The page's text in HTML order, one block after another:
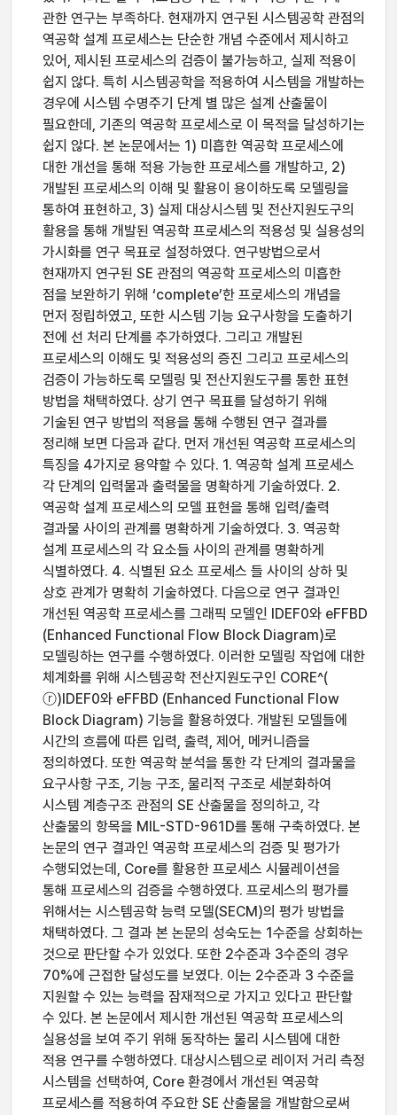
관한 연구는 부족하다. 현재까지 연구된 시스템공학 관점의
역공학 설계 프로세스는 단순한 개념 수준에서 제시하고
있어, 제시된 프로세스의 검증이 불가능하고, 실제 적용이
쉽지 않다. 특히 시스템공학을 적용하여 시스템을 개발하는
경우에 시스템 수명주기 단계 별 많은 설계 산출물이
필요한데, 기존의 역공학 프로세스로 이 목적을 달성하기는
쉽지 않다. 본 논문에서는 1) 미흡한 역공학 프로세스에
대한 개선을 통해 적용 가능한 프로세스를 개발하고, 2)
개발된 프로세스의 이해 및 활용이 용이하도록 모델링을
통하여 표현하고, 3) 실제 대상시스템 및 전산지원도구의
활용을 통해 개발된 역공학 프로세스의 적용성 및 실용성의
가시화를 연구 목표로 설정하였다. 연구방법으로서
현재까지 연구된 SE 관점의 역공학 프로세스의 미흡한
점을 보완하기 위해 ‘complete’한 프로세스의 개념을
먼저 정립하였고, 또한 시스템 기능 요구사항을 도출하기
전에 선 처리 단계를 추가하였다. 그리고 개발된
프로세스의 이해도 및 적용성의 증진 그리고 프로세스의
검증이 가능하도록 모델링 및 전산지원도구를 통한 표현
방법을 채택하였다. 상기 연구 목표를 달성하기 위해
기술된 연구 방법의 적용을 통해 수행된 연구 결과를
정리해 보면 다음과 같다. 먼저 개선된 역공학 프로세스의
특징을 4가지로 용약할 수 있다. 1. 역공학 설계 프로세스
각 단계의 입력물과 출력물을 명확하게 기술하였다. 2.
역공학 설계 프로세스의 모델 표현을 통해 입력/출력
결과물 사이의 관계를 명확하게 기술하였다. 3. 역공학
설계 프로세스의 각 요소들 사이의 관계를 명확하게
식별하였다. 4. 식별된 요소 프로세스 들 사이의 상하 및
상호 관계가 명확히 기술하였다. 다음으로 연구 결과인
개선된 역공학 프로세스를 그래픽 모델인 IDEF0와 eFFBD
(Enhanced Functional Flow Block Diagram)로
모델링하는 연구를 수행하였다. 이러한 모델링 작업에 대한
체계화를 위해 시스템공학 전산지원도구인 CORE^(
ⓡ)IDEF0와 eFFBD (Enhanced Functional Flow
Block Diagram) 기능을 활용하였다. 개발된 모델들에
시간의 흐름에 따른 입력, 출력, 제어, 메커니즘을
정의하였다. 또한 역공학 분석을 통한 각 단계의 결과물을
요구사항 구조, 기능 구조, 물리적 구조로 세분화하여
시스템 계층구조 관점의 SE 산출물을 정의하고, 각
산출물의 항목을 MIL-STD-961D를 통해 구축하였다. 본
논문의 연구 결과인 역공학 프로세스의 검증 및 평가가
수행되었는데, Core를 활용한 프로세스 시뮬레이션을
통해 프로세스의 검증을 수행하였다. 프로세스의 평가를
위해서는 시스템공학 능력 모델(SECM)의 평가 방법을
채택하였다. 그 결과 본 논문의 성숙도는 1수준을 상회하는
것으로 판단할 수가 있었다. 또한 2수준과 3수준의 경우
70%에 근접한 달성도를 보였다. 이는 2수준과 3 수준을
지원할 수 있는 능력을 잠재적으로 가지고 있다고 판단할
수 있다. 본 논문에서 제시한 개선된 역공학 프로세스의
실용성을 보여 주기 위해 동작하는 물리 시스템에 대한
적용 연구를 수행하였다. 대상시스템으로 레이저 거리 측정
시스템을 선택하여, Core 환경에서 개선된 역공학
프로세스를 적용하여 주요한 SE 산출물을 개발함으로써